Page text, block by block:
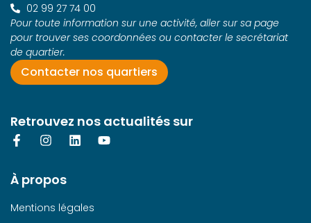
Retrouvez nos actualités sur
À propos
Mentions légales
02 99 27 74 00
Pour toute information sur une activité, aller sur sa page
pour trouver ses coordonnées ou contacter le secrétariat
de quartier.
Contacter nos quartiers